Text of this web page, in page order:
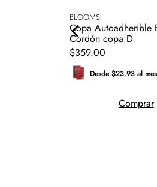
BLOOMS
Copa Autoadherible
Cordón copa D
$359.00
Desde $23.93 al mes
Comprar